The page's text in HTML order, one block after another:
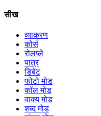
सीख
व्याकरण
कोर्स
रोलप्ले
पात्र
डिबेट
फोटो मोड
कॉल मोड
वाक्य मोड
शब्द मोड